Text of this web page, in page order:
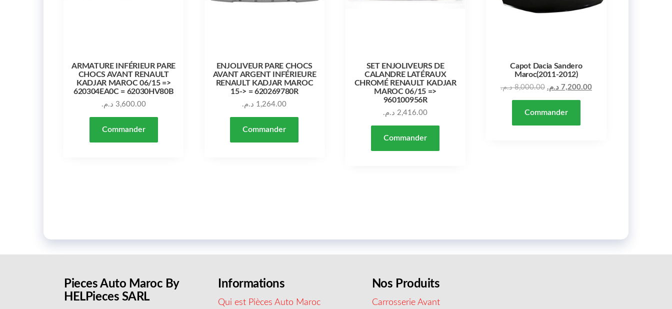
ARMATURE INFÉRIEUR PARE
CHOCS AVANT RENAULT
KADJAR MAROC 06/15 =>
620304EA0C = 62030HV80B
3,600.00 د.م.
Commander
ENJOLIVEUR PARE CHOCS
AVANT ARGENT INFÉRIEURE
RENAULT KADJAR MAROC
15-> = 620269780R
1,264.00 د.م.
Commander
SET ENJOLIVEURS DE
CALANDRE LATÉRAUX
CHROMÉ RENAULT KADJAR
MAROC 06/15 =>
960100956R
2,416.00 د.م.
Commander
Capot Dacia Sandero
Maroc(2011-2012)
8,000.00 د.م. 7,200.00 د.م.
Commander
Pieces Auto Maroc By
HELPieces SARL
Informations
Qui est Pièces Auto Maroc
Nos Produits
Carrosserie Avant